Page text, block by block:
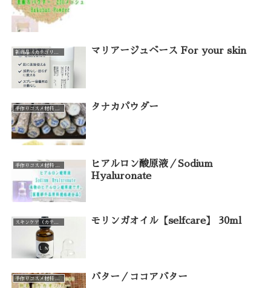
マリアージュベース For your skin
タナカパウダー
ヒアルロン酸原液／Sodium
Hyaluronate
モリンガオイル【selfcare】 30ml
手作りコスメ材料 手作り石けん材料（カテゴリー一覧） バター／ココアバター